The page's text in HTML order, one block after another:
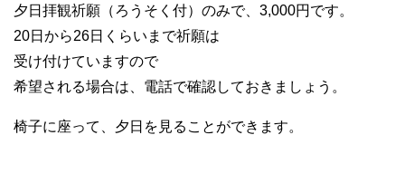
夕日拝観祈願（ろうそく付）のみで、3,000円です。
20日から26日くらいまで祈願は
受け付けていますので
希望される場合は、電話で確認しておきましょう。
椅子に座って、夕日を見ることができます。